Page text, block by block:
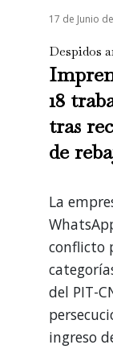
17 de Junio
Despidos
18
tras
de
La
conflicto
del PIT-
ingreso